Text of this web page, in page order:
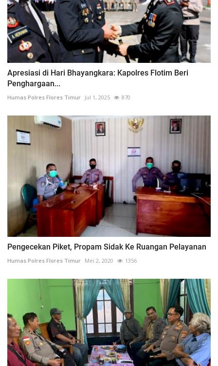
Apresiasi di Hari Bhayangkara: Kapolres Flotim Beri
Penghargaan...
Humas Polres Flores Timur Jul 1, 2025 870
Pengecekan Piket, Propam Sidak Ke Ruangan Pelayanan
Humas Polres Flores Timur Mei 2, 2020 1356